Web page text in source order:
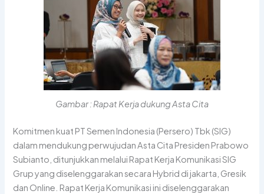
Gambar : Rapat Kerja dukung Asta Cita
Komitmen kuat PT Semen Indonesia (Persero) Tbk (SIG)
dalam mendukung perwujudan Asta Cita Presiden Prabowo
Subianto, ditunjukkan melalui Rapat Kerja Komunikasi SIG
Grup yang diselenggarakan secara Hybrid di jakarta, Gresik
dan Online. Rapat Kerja Komunikasi ini diselenggarakan